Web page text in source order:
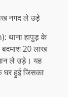
नगद ले उड़े
थाना हापुड़ के
20 लाख
ले उड़े। यह
घर हुई जिसका